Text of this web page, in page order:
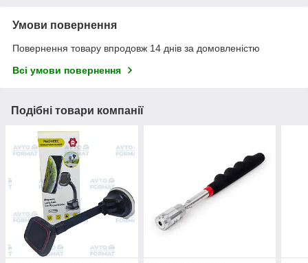
Умови повернення
Повернення товару впродовж 14 днів за домовленістю
Всі умови повернення
Подібні товари компанії